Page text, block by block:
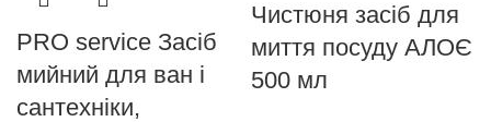
PRO service Засіб
мийний для ван і
сантехніки,
Чистюня засіб для
миття посуду АЛОЄ
500 мл